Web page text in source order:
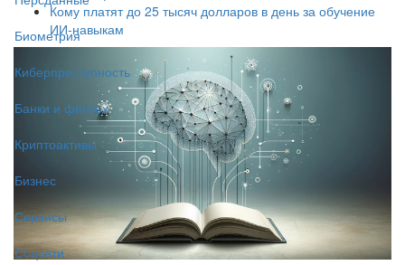
Биометрия
Киберпреступность
Банки и финтех
Криптоактивы
Бизнес
Сервисы
Соцсети
Кому платят до 25 тысяч долларов в день за обучение
ИИ-навыкам